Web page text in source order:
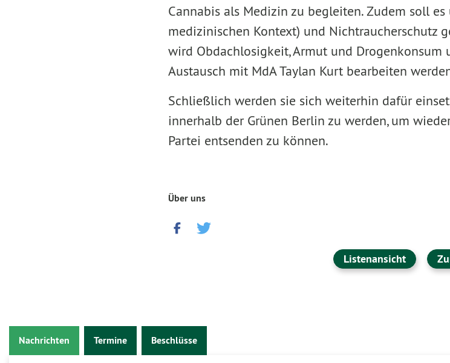
Cannabis als Medizin zu begleiten. Zudem soll
medizinischen Kontext) und Nichtraucherschutz
wird Obdachlosigkeit, Armut und Drogenkonsum
Austausch mit MdA Taylan Kurt bearbeiten
Schließlich werden sie sich weiterhin dafür
innerhalb der Grünen Berlin zu werden, um
Partei entsenden zu können.
Über uns
Listenansicht
Nachrichten Termine Beschlüsse